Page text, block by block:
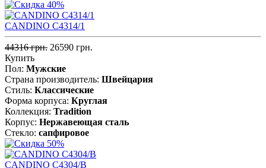
CANDINO C4314/1
44316 грн. 26590 грн.
Купить
Пол: Мужские
Страна производитель: Швейцария
Стиль: Классические
Форма корпуса: Круглая
Коллекция: Tradition
Корпус: Нержавеющая cталь
Стекло: сапфировое
CANDINO C4304/B